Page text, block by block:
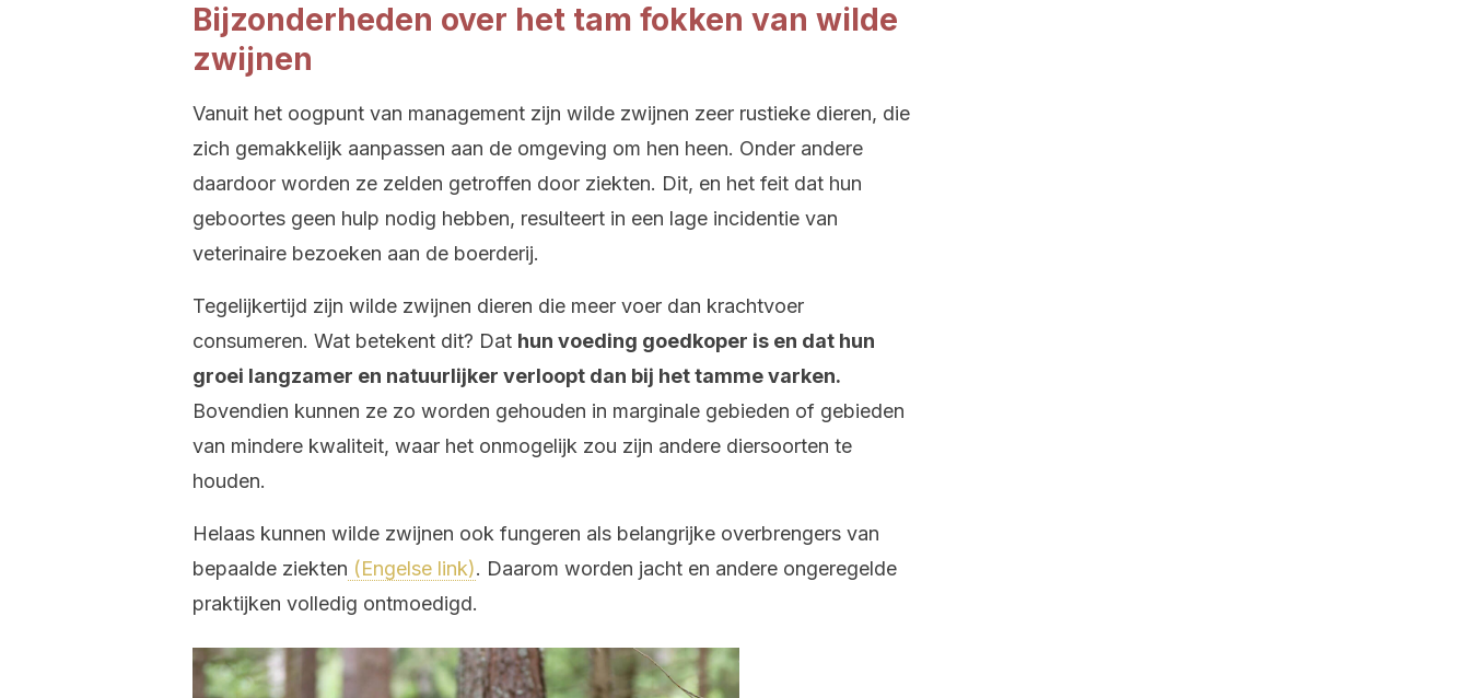
Bijzonderheden over het tam fokken van wilde
zwijnen
Vanuit het oogpunt van management zijn wilde zwijnen zeer rustieke dieren, die
zich gemakkelijk aanpassen aan de omgeving om hen heen. Onder andere
daardoor worden ze zelden getroffen door ziekten. Dit, en het feit dat hun
geboortes geen hulp nodig hebben, resulteert in een lage incidentie van
veterinaire bezoeken aan de boerderij.
Tegelijkertijd zijn wilde zwijnen dieren die meer voer dan krachtvoer
consumeren. Wat betekent dit? Dat hun voeding goedkoper is en dat hun
groei langzamer en natuurlijker verloopt dan bij het tamme varken.
Bovendien kunnen ze zo worden gehouden in marginale gebieden of gebieden
van mindere kwaliteit, waar het onmogelijk zou zijn andere diersoorten te
houden.
Helaas kunnen wilde zwijnen ook fungeren als belangrijke overbrengers van
bepaalde ziekten (Engelse link). Daarom worden jacht en andere ongeregelde
praktijken volledig ontmoedigd.